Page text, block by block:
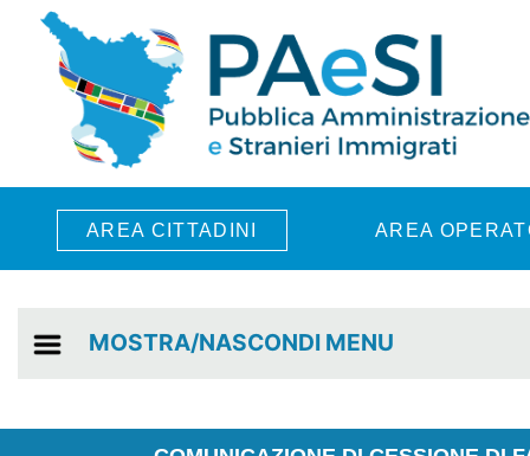
Skip to main content
AREA CITTADINI AREA
MOSTRA/NASCONDI MENU